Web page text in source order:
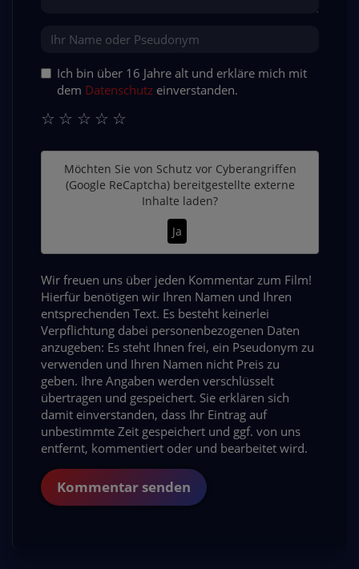
Ich bin über 16 Jahre alt und erkläre mich mit
dem Datenschutz einverstanden.
☆
☆
☆
☆
☆
Möchten Sie von Schutz vor Cyberangriffen
(Google ReCaptcha)bereitgestellte externe
Inhalte laden?
Ja
Wir freuen uns über jeden Kommentar zum Film!
Hierfür benötigen wir Ihren Namen und Ihren
entsprechenden Text. Es besteht keinerlei
Verpflichtung dabei personenbezogenen Daten
anzugeben: Es steht Ihnen frei, ein Pseudonym zu
verwenden und Ihren Namen nicht Preis zu
geben. Ihre Angaben werden verschlüsselt
übertragen und gespeichert. Sie erklären sich
damit einverstanden, dass Ihr Eintrag auf
unbestimmte Zeit gespeichert und ggf. von uns
entfernt, kommentiert oder und bearbeitet wird.
Kommentar senden